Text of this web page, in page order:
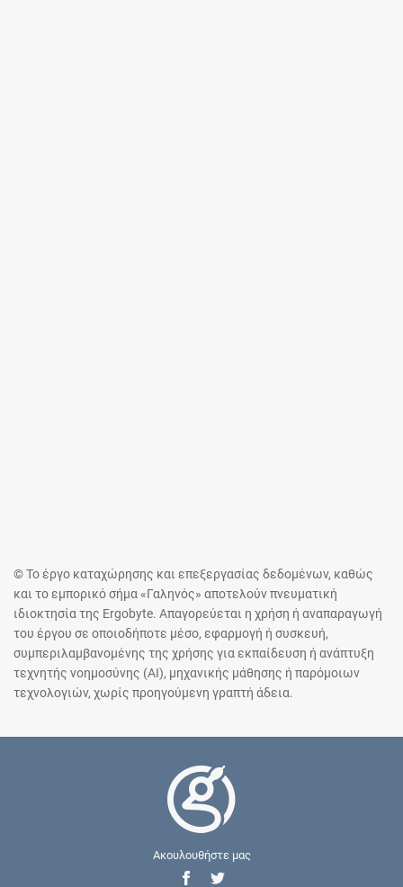
© Το έργο καταχώρησης και επεξεργασίας δεδομένων, καθώς
και το εμπορικό σήμα «Γαληνός» αποτελούν πνευματική
ιδιοκτησία της Ergobyte. Απαγορεύεται η χρήση ή αναπαραγωγή
του έργου σε οποιοδήποτε μέσο, εφαρμογή ή συσκευή,
συμπεριλαμβανομένης της χρήσης για εκπαίδευση ή ανάπτυξη
τεχνητής νοημοσύνης (AI), μηχανικής μάθησης ή παρόμοιων
τεχνολογιών, χωρίς προηγούμενη γραπτή άδεια.
Ακουλουθήστε μας